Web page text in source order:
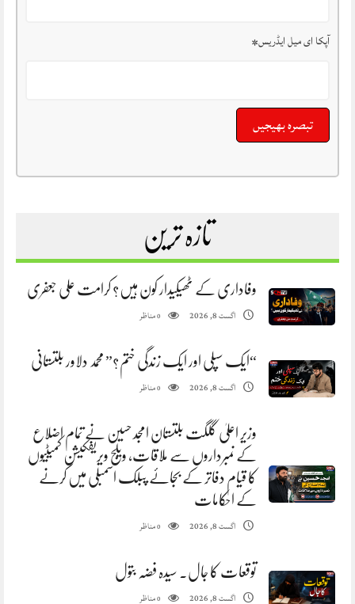
آپکا ای میل ایڈریس*
تازہ ترین
وفاداری کے ٹھیکیدار کون ہیں؟ کرامت علی جعفری
اگست 8, 2026 0مناظر
“ایک سپلی اور ایک زندگی ختم؟” محمد دلاور بلتستانی
اگست 8, 2026 0مناظر
وزیر اعلیٰ گلگت بلتستان امجد حسین نے تمام اضلاع
کے نمبرداروں سے ملاقات، ویلج ویریفکیشن کمیٹیوں
کا قیام دفاتر کے بجائے پبلک اسمبلی میں کرنے
کے احکامات
اگست 8, 2026 0مناظر
توقعات کا جال. سیدہ فضہ بتول
اگست 8, 2026 0مناظر